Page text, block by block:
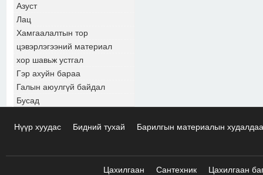
Азуст
Лац
Хамгаалалтын тор
цэвэрлэгээний материал
хор шавьж устгал
Гэр ахуйн бараа
Галын аюулгүй байдал
Бусад
Нүүр хуудас Бидний тухай Барилгын материалын
Цахилгаан Сантехник Цахилгаан